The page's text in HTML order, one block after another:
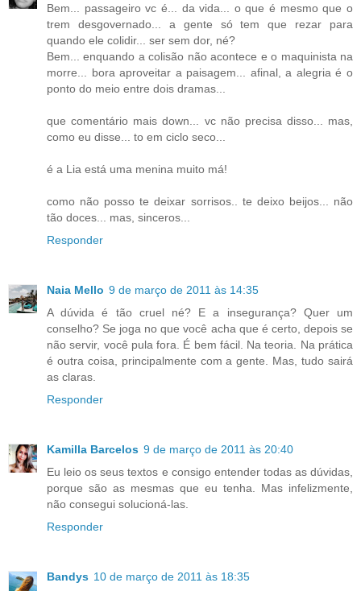
Bem... passageiro vc é... da vida... o que é mesmo que o
trem desgovernado... a gente só tem que rezar para
quando ele colidir... ser sem dor, né?
Bem... enquando a colisão não acontece e o maquinista na
morre... bora aproveitar a paisagem... afinal, a alegria é o
ponto do meio entre dois dramas...
que comentário mais down... vc não precisa disso... mas,
como eu disse... to em ciclo seco...
é a Lia está uma menina muito má!
como não posso te deixar sorrisos.. te deixo beijos... não
tão doces... mas, sinceros...
Responder
Naia Mello 9 de março de 2011 às 14:35
A dúvida é tão cruel né? E a insegurança? Quer um
conselho? Se joga no que você acha que é certo, depois se
não servir, você pula fora. É bem fácil. Na teoria. Na prática
é outra coisa, principalmente com a gente. Mas, tudo sairá
as claras.
Responder
Kamilla Barcelos 9 de março de 2011 às 20:40
Eu leio os seus textos e consigo entender todas as dúvidas,
porque são as mesmas que eu tenha. Mas infelizmente,
não consegui solucioná-las.
Responder
Bandys 10 de março de 2011 às 18:35